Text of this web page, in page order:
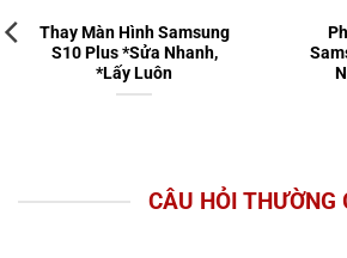
Thay Màn Hình Samsung
S10 Plus *Sửa Nhanh,
*Lấy Luôn
CÂU HỎI THƯỜNG